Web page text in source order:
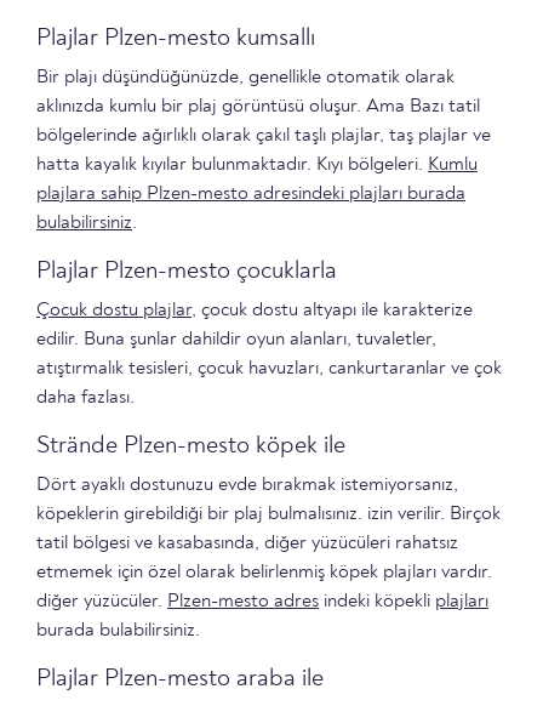
Plajlar Plzen-mesto kumsallı
Bir plajı düşündüğünüzde, genellikle otomatik olarak
aklınızda kumlu bir plaj görüntüsü oluşur. Ama Bazı tatil
bölgelerinde ağırlıklı olarak çakıl taşlı plajlar, taş plajlar ve
hatta kayalık kıyılar bulunmaktadır. Kıyı bölgeleri. Kumlu
plajlara sahip Plzen-mesto adresindeki plajları burada
bulabilirsiniz.
Plajlar Plzen-mesto çocuklarla
Çocuk dostu plajlar, çocuk dostu altyapı ile karakterize
edilir. Buna şunlar dahildir oyun alanları, tuvaletler,
atıştırmalık tesisleri, çocuk havuzları, cankurtaranlar ve çok
daha fazlası.
Strände Plzen-mesto köpek ile
Dört ayaklı dostunuzu evde bırakmak istemiyorsanız,
köpeklerin girebildiği bir plaj bulmalısınız. izin verilir. Birçok
tatil bölgesi ve kasabasında, diğer yüzücüleri rahatsız
etmemek için özel olarak belirlenmiş köpek plajları vardır.
diğer yüzücüler. Plzen-mesto adres indeki köpekli plajları
burada bulabilirsiniz.
Plajlar Plzen-mesto araba ile